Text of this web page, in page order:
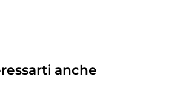
anche